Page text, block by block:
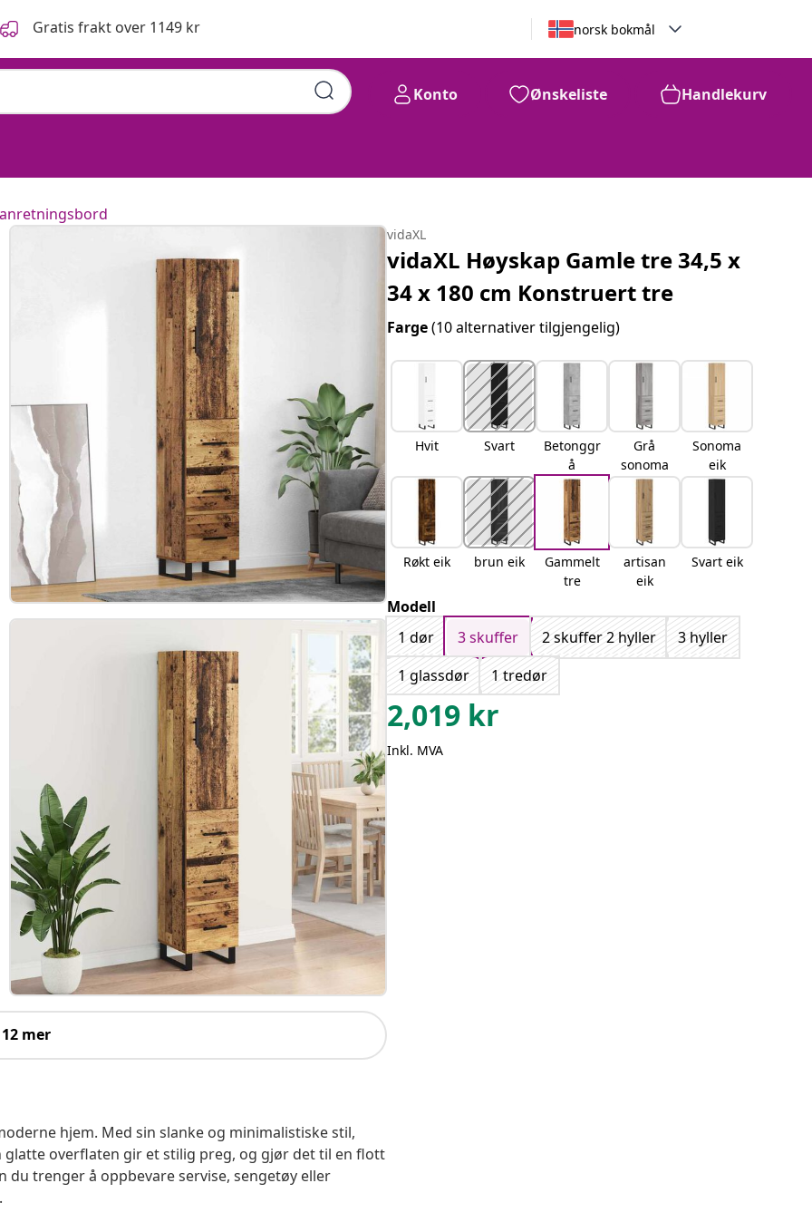
Gratis frakt over 1149 kr norsk bokmål
Konto Ønskeliste Handlekurv
mer
hjem. Med sin slanke og minimalistiske stil,
overflaten gir et stilig preg, og gjør det til en flott
trenger å oppbevare servise, sengetøy eller
vidaXL
vidaXL Høyskap Gamle tre 34,5 x
34 x 180 cm Konstruert tre
Farge(10 alternativer tilgjengelig)
Hvit Svart
Betonggr
å
Grå
sonoma
Sonoma
eik
Røkt eik brun eik
Gammelt
tre
artisan
eik
Svart eik
Modell
1 dør
3 skuffer 2 skuffer 2 hyller
3 hyller
1 glassdør
1 tredør
2,019 kr
Inkl. MVA